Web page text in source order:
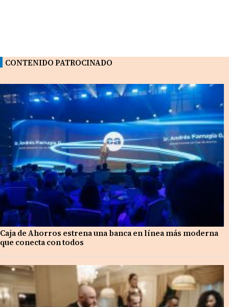
CONTENIDO PATROCINADO
Caja de Ahorros estrena una banca en línea más moderna
que conecta con todos